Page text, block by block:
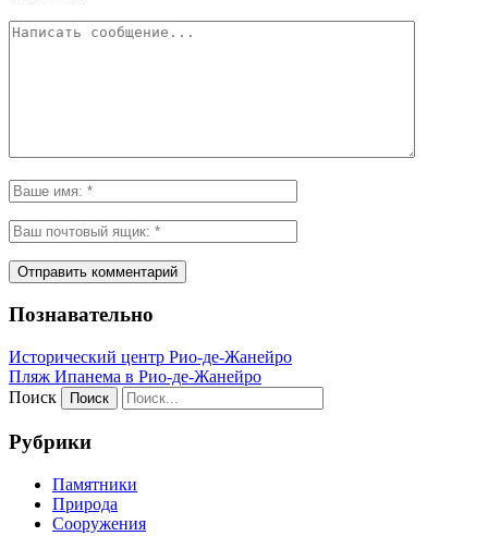
Познавательно
Исторический центр Рио-де-Жанейро
Пляж Ипанема в Рио-де-Жанейро
Поиск
Рубрики
Памятники
Природа
Сооружения